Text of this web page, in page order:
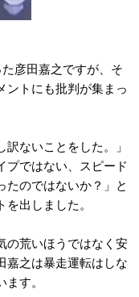
彦田嘉之ですが、そ
ントにも批判が集まっ
ないことをした。」
プではない、スピード
たのではないか？」と
出しました。
の荒いほうではなく安
嘉之は暴走運転はしな
す。